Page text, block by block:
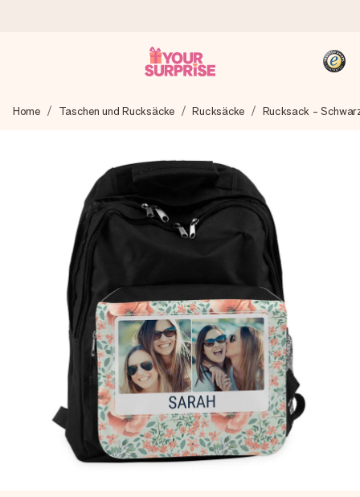
Wir bereiten dein Geschenk sorgfältig vor und schicken es
4,8 (basierend auf +15.000 Bewertungen)
Unsere Geschenke begeistern. Kunden bewerten uns mit
4,8 bei Google Reviews (Gesamtergebnis aller Länder, in
die wir versenden).
+49 39292 929695
Montag - Freitag : 8:30 - 17:00 Uhr
Samstag - Sonntag : 8:30 - 13:00 Uhr
Home Taschen und Rucksäcke Rucksäcke Rucksack -